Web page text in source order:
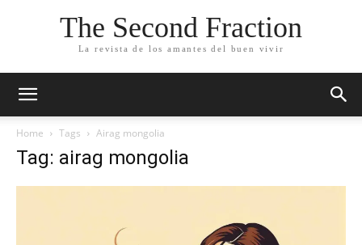
The Second Fraction
La revista de los amantes del buen vivir
Home Tags Airag mongolia
Tag: airag mongolia